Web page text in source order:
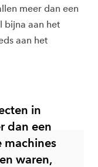
meer dan een
bijna aan het
aan het
in
dan een
machines
waren,